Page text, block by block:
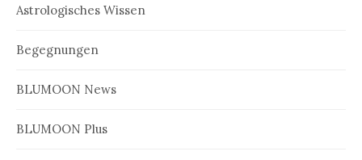
Astrologisches Wissen
Begegnungen
BLUMOON News
BLUMOON Plus